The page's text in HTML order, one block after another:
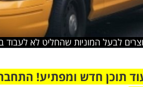
לבעל המוניות שהחליט לא לעבוד
תוכן חדש ומפתיע!